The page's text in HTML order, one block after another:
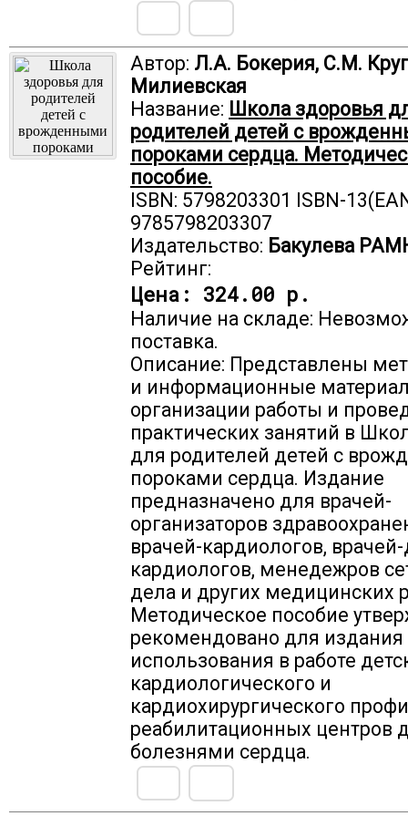
Автор: Л.А. Бокерия, С.М.
Милиевская
Название: Школа здоровья
родителей детей с
пороками сердца.
пособие.
ISBN: 5798203301 ISBN-
9785798203307
Издательство: Бакулева
Рейтинг:
Цена: 324.00 р.
Наличие на складе:
поставка.
Описание: Представлены
и информационные
организации работы и
практических занятий в
для родителей детей с
пороками сердца. Издание
предназначено для врачей-
организаторов
врачей-кардиологов,
кардиологов, менедежров
дела и других медицинских
Методическое пособие
рекомендовано для издания
использования в работе
кардиологического и
кардиохирургического
реабилитационных центров
болезнями сердца.